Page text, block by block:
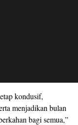
kondusif,
menjadikan bulan
bagi semua,”